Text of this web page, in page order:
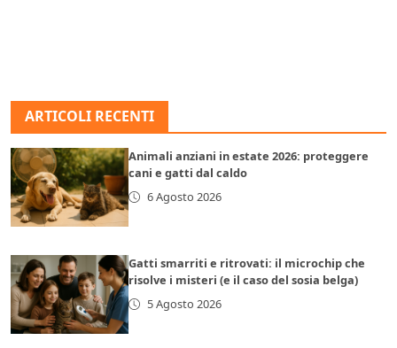
ARTICOLI RECENTI
Animali anziani in estate 2026: proteggere
cani e gatti dal caldo
6 Agosto 2026
Gatti smarriti e ritrovati: il microchip che
risolve i misteri (e il caso del sosia belga)
5 Agosto 2026